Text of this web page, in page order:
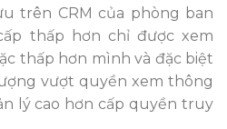
trên CRM của phòng ban
thấp hơn chỉ được xem
thấp hơn mình và đặc biệt
vượt quyền xem thông
lý cao hơn cấp quyền truy